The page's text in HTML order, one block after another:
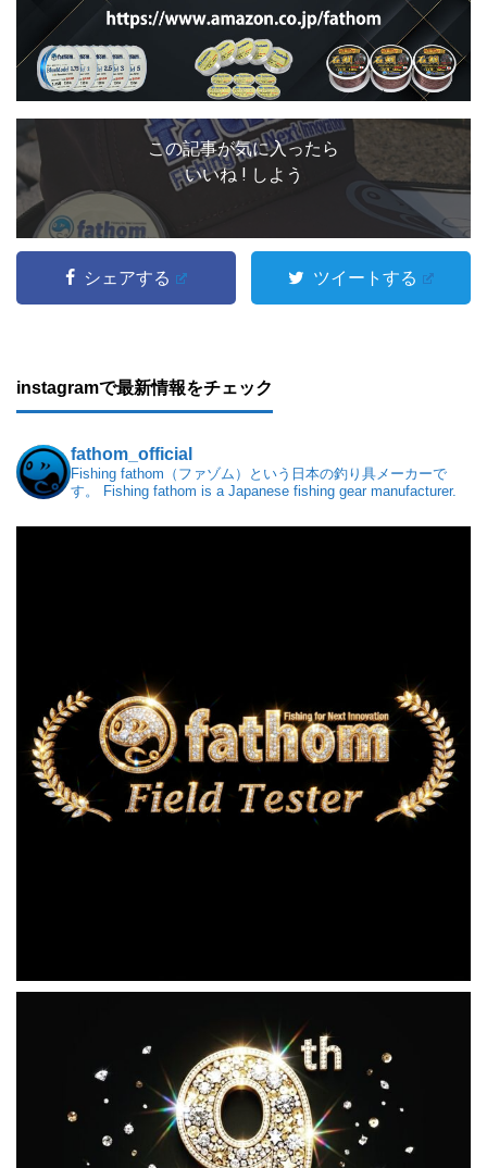
この記事が気に入ったら
いいね ! しよう
シェアする ツイートする
instagramで最新情報をチェック
fathom_official
Fishing fathom（ファゾム）という日本の釣り具メーカーで
す。
Fishing fathom is a Japanese fishing gear manufacturer.